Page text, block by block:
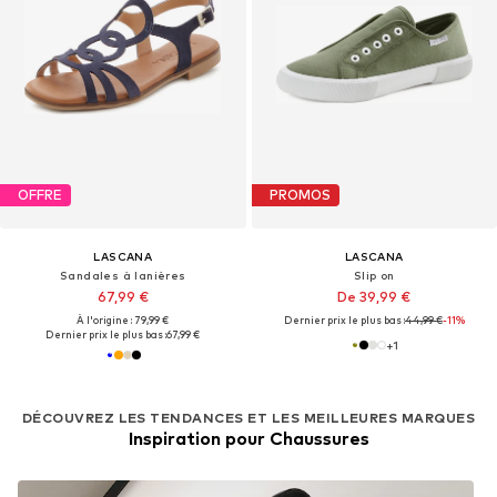
OFFRE
LASCANA
Sandales à lanières
67,99 €
À l'origine : 79,99 €
Dernier prix le plus bas :67,99 €
PROMOS
LASCANA
Slip on
De 39,99 €
Dernier prix le plus bas :44,99 €-11%
+1
DÉCOUVREZ LES TENDANCES ET LES MEILLEURES MARQUES
Inspiration pour Chaussures